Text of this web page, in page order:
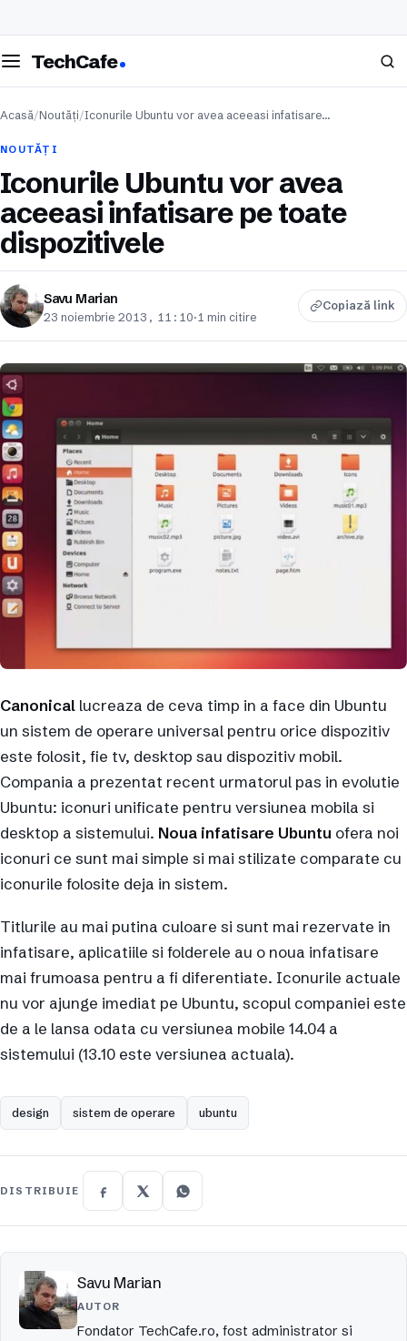
meniul
TechCafe Caută
Acasă/Noutăți/Iconurile Ubuntu vor avea aceeasi infatisare…
NOUTĂȚI
Iconurile Ubuntu vor avea
aceeasi infatisare pe toate
dispozitivele
Savu Marian
23 noiembrie 2013, 11:10·1 min citire
Copiază link
Canonical lucreaza de ceva timp in a face din Ubuntu
un sistem de operare universal pentru orice dispozitiv
este folosit, fie tv, desktop sau dispozitiv mobil.
Compania a prezentat recent urmatorul pas in evolutie
Ubuntu: iconuri unificate pentru versiunea mobila si
desktop a sistemului. Noua infatisare Ubuntu ofera noi
iconuri ce sunt mai simple si mai stilizate comparate cu
iconurile folosite deja in sistem.
Titlurile au mai putina culoare si sunt mai rezervate in
infatisare, aplicatiile si folderele au o noua infatisare
mai frumoasa pentru a fi diferentiate. Iconurile actuale
nu vor ajunge imediat pe Ubuntu, scopul companiei este
de a le lansa odata cu versiunea mobile 14.04 a
sistemului (13.10 este versiunea actuala).
design sistem de operare ubuntu
DISTRIBUIE
Savu Marian
AUTOR
Fondator TechCafe.ro, fost administrator si